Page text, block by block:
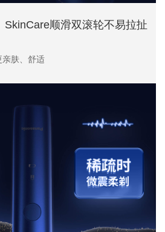
顺滑双滚轮不易拉扯
亲肤、舒适